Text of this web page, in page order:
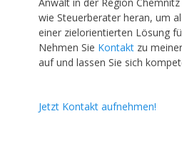
wie Steuerberater heran, um
einer zielorientierten Lösung
Nehmen Sie Kontakt zu
auf und lassen Sie sich
Jetzt Kontakt aufnehmen!